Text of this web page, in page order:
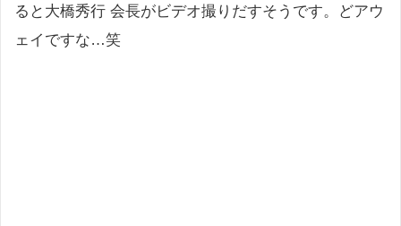
ると大橋秀行 会長がビデオ撮りだすそうです。どアウ
ェイですな…笑